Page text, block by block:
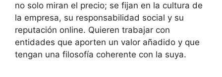
no solo miran el precio; se fijan en la cultura de
la empresa, su responsabilidad social y su
reputación online. Quieren trabajar con
entidades que aporten un valor añadido y que
tengan una filosofía coherente con la suya.